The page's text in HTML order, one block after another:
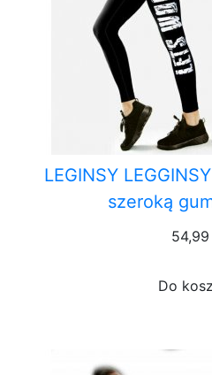
LEGINSY
szeroką
54,99
Do